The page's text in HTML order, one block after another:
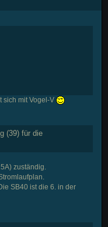
sich mit Vogel-V
(39) für die
zuständig.
SB40 ist die 6. in der